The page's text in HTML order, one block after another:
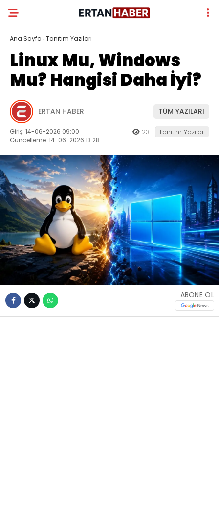
Ana Sayfa ›Tanıtım Yazıları
Linux Mu, Windows
Mu? Hangisi Daha İyi?
ERTAN HABER TÜM YAZILARI
Giriş: 14-06-2026 09:00
Güncelleme: 14-06-2026 13:28
23 Tanıtım Yazıları
ABONE OL